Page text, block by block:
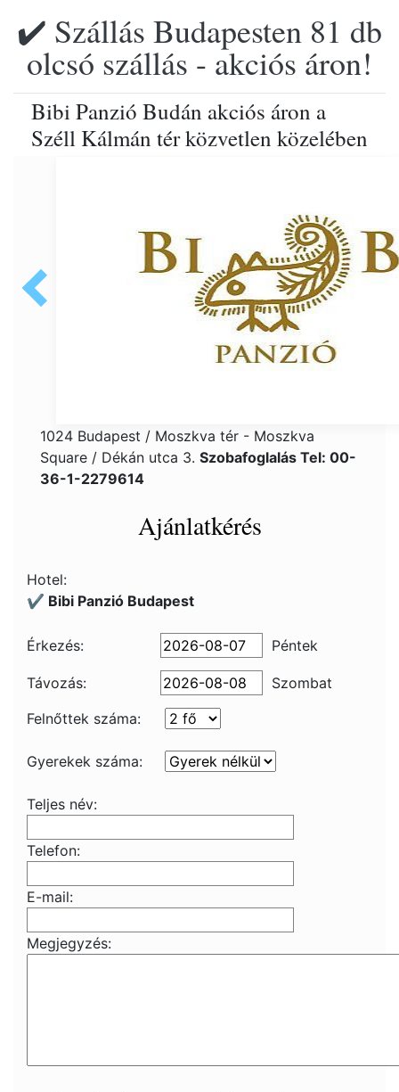
✔️ Szállás Budapesten 81 db
olcsó szállás - akciós áron!
Bibi Panzió Budán akciós áron a
Széll Kálmán tér közvetlen közelében
1024 Budapest / Moszkva tér - Moszkva
Square / Dékán utca 3. Szobafoglalás Tel: 00-
36-1-2279614
Ajánlatkérés
Hotel:
✔️ Bibi Panzió Budapest
Érkezés: Péntek
Távozás:
Szombat
Felnőttek száma:
Gyerekek száma:
Teljes név:
Telefon:
E-mail:
Megjegyzés: